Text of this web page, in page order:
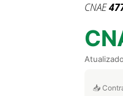
CNAE
📥